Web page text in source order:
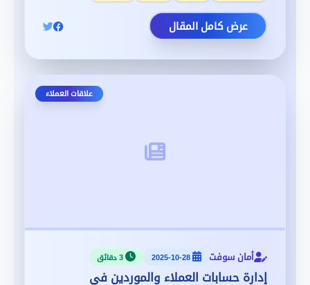
عرض كامل المقال
علاقات العملاء
أمان سوفت 2025-10-28
إدارة حسابات العملاء والموردين في